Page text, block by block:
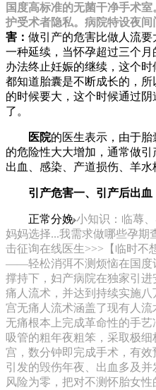
国度高标准的无菌干净手术
护受术者隐私。病院特设夜间
害： 做引产的危害比做人流
一种延续，当怀孕超过三个
办法终止妊娠的继续，这个
都知道胎囊是不断成长的，
的时候要大，这个时候通过
了。
医院的医生表示，由于
的危险性大大增加，通常做
出血、感染、产道损伤、羊水
引产危害一、引产后出血
正常分娩 小知识：临蓐
妈妈选择...我需求做哪些孕期
击征询在线医生>>>【临时不
——轻松消弭不测烦恼在国度
撑持下，妇产病院在独家引
痛人流术，并达到持续实施
宫无痛人流术涵盖了现有人流
无痛根本上完成革命性的手
吸管的粗年夜粗笨，采取极
宫，数分钟即完成手术，有
引发的毁伤年夜、出血多及
风险为零，把对不测怀胎女